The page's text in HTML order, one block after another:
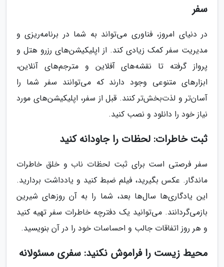
سفر
در دنیای امروز، فناوری می‌تواند به شما در برنامه‌ریزی و
مدیریت سفر کمک زیادی کند. از اپلیکیشن‌های رزرو هتل و
پرواز گرفته تا نقشه‌های آفلاین و مترجم‌های آنلاین،
ابزارهای متنوعی وجود دارند که می‌توانند سفر شما را
آسان‌تر و لذت‌بخش‌تر کنند. قبل از سفر، اپلیکیشن‌های مورد
نیاز خود را دانلود و نصب کنید.
ثبت خاطرات: لحظات را جاودانه کنید
سفر فرصتی است برای ثبت لحظات ناب و خلق خاطرات
ماندگار. عکس بگیرید، فیلم ضبط کنید و یادداشت بردارید.
این یادگاری‌ها سال‌ها بعد، شما را به آن روزهای شیرین
بازمی‌گردانند. می‌توانید یک دفترچه خاطرات سفر تهیه کنید
و هر روز اتفاقات جالب و احساسات خود را در آن بنویسید.
محیط زیست را فراموش نکنید: سفری مسئولانه